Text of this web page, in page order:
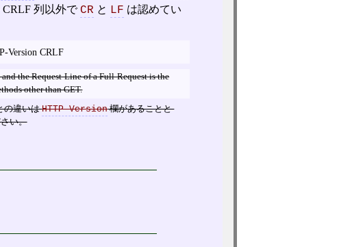
列以外でCR と LF は認めてい
Version CRLF
the Request-Line of a Full-Request is the
other than GET.
の違いはHTTP-Version欄があることと
い。